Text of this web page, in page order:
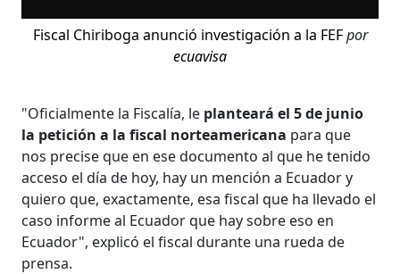
Fiscal Chiriboga anunció investigación a la FEF por
ecuavisa
"Oficialmente la Fiscalía, le planteará el 5 de junio
la petición a la fiscal norteamericana para que
nos precise que en ese documento al que he tenido
acceso el día de hoy, hay un mención a Ecuador y
quiero que, exactamente, esa fiscal que ha llevado el
caso informe al Ecuador que hay sobre eso en
Ecuador", explicó el fiscal durante una rueda de
prensa.